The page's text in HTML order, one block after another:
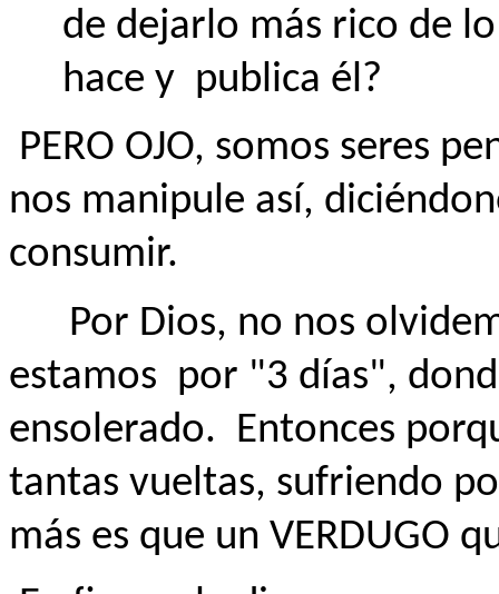
de dejarlo más rico de
hace y publica él?
PERO OJO, somos seres
nos manipule así,
consumir.
Por Dios, no nos
estamos por "3 días",
ensolerado. Entonces
tantas vueltas, sufriendo
más es que un VERDUGO